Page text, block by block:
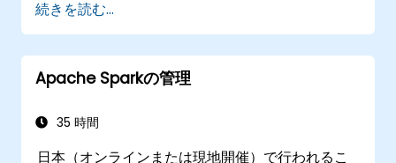
いや、どちらを使うべきかを理解する。
他の機械学習ツールとApache Sparkを連携
させる。
続きを読む...
Apache Sparkの管理
35 時間
日本（オンラインまたは現地開催）で行われるこ